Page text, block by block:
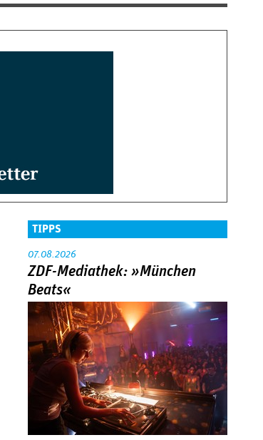
TIPPS
07.08.2026
ZDF-Mediathek: »München
Beats«